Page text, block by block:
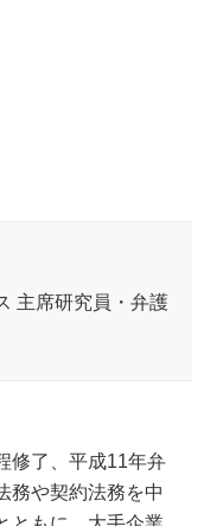
主席研究員・弁護
修了、平成11年弁
務や契約法務を中